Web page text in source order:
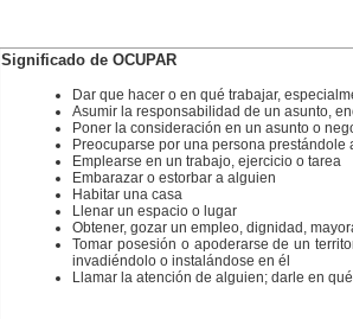
Significado de OCUPAR
Dar que hacer o en qué trabajar,
Asumir la responsabilidad de un asunto,
Poner la consideración en un asunto o
Preocuparse por una persona prestándole
Emplearse en un trabajo, ejercicio o tarea
Embarazar o estorbar a alguien
Habitar una casa
Llenar un espacio o lugar
Obtener, gozar un empleo, dignidad,
Tomar posesión o apoderarse de un
invadiéndolo o instalándose en él
Llamar la atención de alguien; darle en